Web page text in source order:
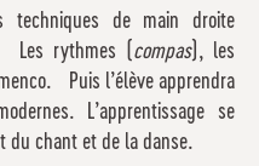
techniques de main droite
rythmes ( compas), les
Puis l’élève apprendra
L’apprentissage se
du chant et de la danse.